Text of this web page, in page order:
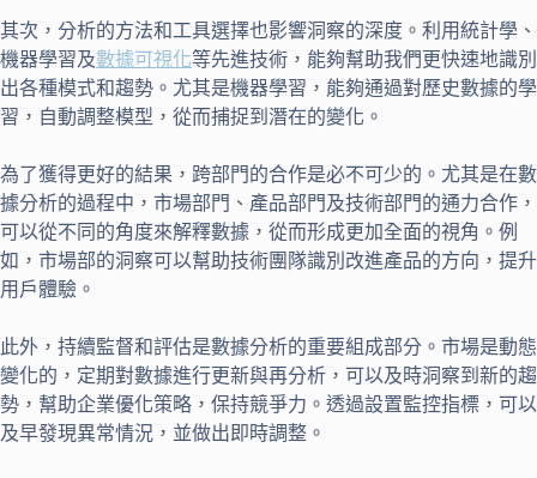
其次，分析的方法和工具選擇也影響洞察的深度。利用統計學、
機器學習及數據可視化等先進技術，能夠幫助我們更快速地識別
出各種模式和趨勢。尤其是機器學習，能夠通過對歷史數據的學
習，自動調整模型，從而捕捉到潛在的變化。
為了獲得更好的結果，跨部門的合作是必不可少的。尤其是在數
據分析的過程中，市場部門、產品部門及技術部門的通力合作，
可以從不同的角度來解釋數據，從而形成更加全面的視角。例
如，市場部的洞察可以幫助技術團隊識別改進產品的方向，提升
用戶體驗。
此外，持續監督和評估是數據分析的重要組成部分。市場是動態
變化的，定期對數據進行更新與再分析，可以及時洞察到新的趨
勢，幫助企業優化策略，保持競爭力。透過設置監控指標，可以
及早發現異常情況，並做出即時調整。